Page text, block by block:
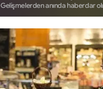
Gelişmelerden anında haberdar